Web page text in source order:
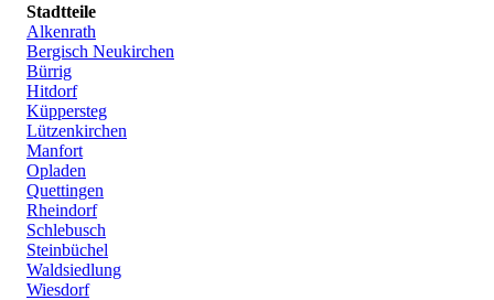
Stadtteile
Alkenrath
Bergisch Neukirchen
Bürrig
Hitdorf
Küppersteg
Lützenkirchen
Manfort
Opladen
Quettingen
Rheindorf
Schlebusch
Steinbüchel
Waldsiedlung
Wiesdorf